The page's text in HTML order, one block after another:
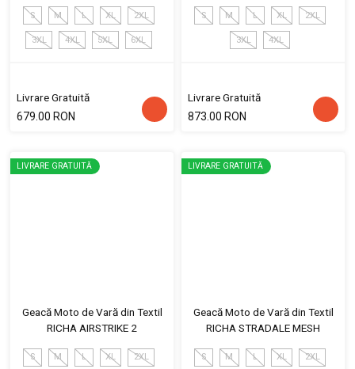
S M L XL 2XL
3XL 4XL 5XL 6XL
Livrare Gratuită
679.00 RON
S M L XL 2XL
3XL 4XL
Livrare Gratuită
873.00 RON
LIVRARE GRATUITĂ
Geacă Moto de Vară din Textil
RICHA AIRSTRIKE 2
S M L XL 2XL
LIVRARE GRATUITĂ
Geacă Moto de Vară din Textil
RICHA STRADALE MESH
S M L XL 2XL